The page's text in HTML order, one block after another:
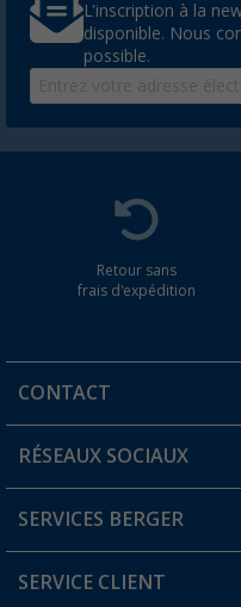
L'inscription à la
disponible. Nous
possible.
Retour sans
frais d'expédition
CONTACT
Une question ?
Trouver une magasin
RÉSEAUX SOCIAUX
SERVICES BERGER
Devenir revendeur
SERVICE CLIENT